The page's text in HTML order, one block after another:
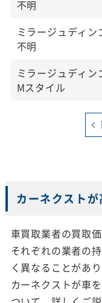
不明
ミラージュディン
不明
ミラージュディン
Mスタイル
カーネクスト
車買取業者の買取
それぞれの業者の
く異なることがあり
カーネクストが車